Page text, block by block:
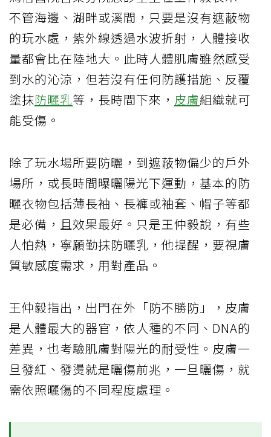
不管海邊、湖畔或溪間，只要是沒有遮蔽物
的玩水處，紫外線透過水波折射，人體接收
量都會比在陸地大。此時人體肌膚雖然感受
到水的沁涼，但若沒有任何防護措施、反覆
塗抹防曬乳等，長時間下來， 皮膚組織就可
能受傷。
除了玩水場所要防曬，到遮蔽物偏少的戶外
場所，或長時間曝曬陽光下運動，基本的防
曬衣物包括薄長袖、長褲或袖套、帽子等都
是必備，且效果最好。只是王仲毅說，有些
人怕熱，寧願勤抹防曬乳，他提醒，要視膚
質敏感度需求，用對產品。
王仲毅指出，出門在外「防不勝防」，皮膚
是人體最大的器官，依人種的不同、DNA的
差異，也考驗肌膚對陽光的耐受性。皮膚一
旦發紅、發燙就是曬傷前兆，一旦曬傷，就
需依照曬傷的不同程度處理。